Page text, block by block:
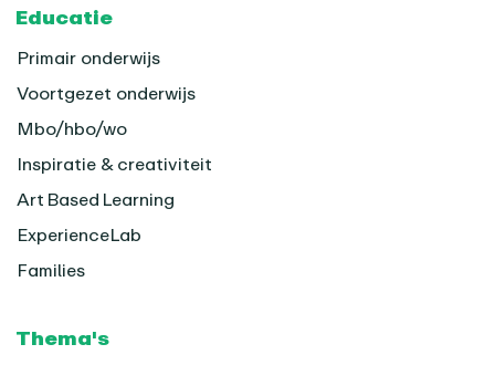
Footer
Educatie
Primair onderwijs
Voortgezet onderwijs
Mbo/hbo/wo
Inspiratie & creativiteit
Art Based Learning
ExperienceLab
Families
Thema's